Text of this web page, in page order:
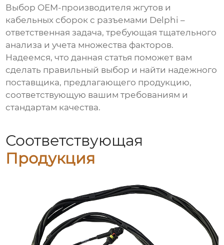
Выбор OEM-производителя жгутов и
кабельных сборок с разъемами Delphi –
ответственная задача, требующая тщательного
анализа и учета множества факторов.
Надеемся, что данная статья поможет вам
сделать правильный выбор и найти надежного
поставщика, предлагающего продукцию,
соответствующую вашим требованиям и
стандартам качества.
Соответствующая
Продукция